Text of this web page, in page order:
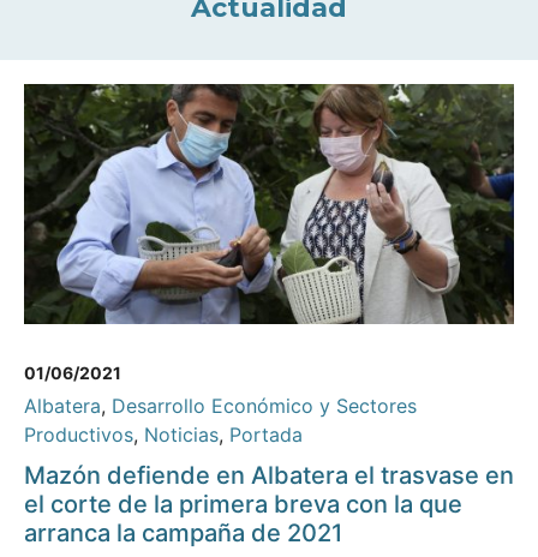
Actualidad
01/06/2021
Albatera, Desarrollo Económico y Sectores
Productivos, Noticias, Portada
Mazón defiende en Albatera el trasvase en
el corte de la primera breva con la que
arranca la campaña de 2021